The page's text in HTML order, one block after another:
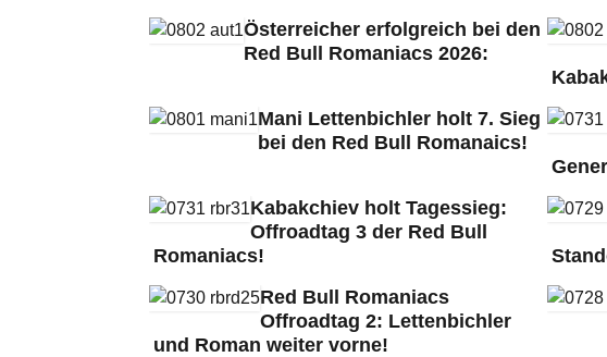
Österreicher erfolgreich bei den
Red Bull Romaniacs 2026:
Mani Lettenbichler holt 7. Sieg
bei den Red Bull Romanaics!
Kabakchiev holt Tagessieg:
Offroadtag 3 der Red Bull
Romaniacs!
Red Bull Romaniacs
Offroadtag 2: Lettenbichler
und Roman weiter vorne!